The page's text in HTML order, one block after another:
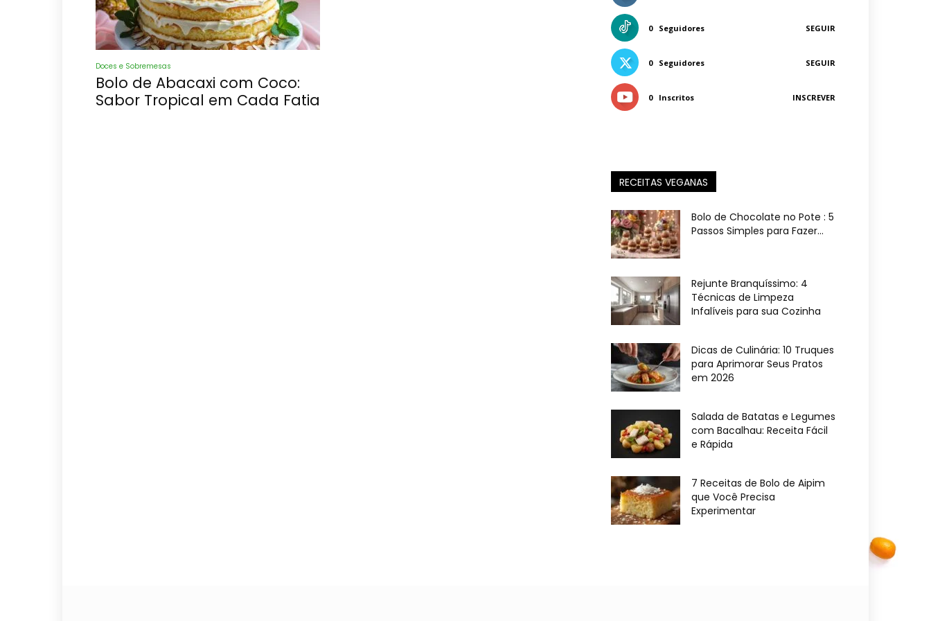
Doces e Sobremesas
Bolo de Abacaxi com Coco:
Sabor Tropical em Cada Fatia
0 Seguidores SEGUIR
0 Seguidores SEGUIR
0 Inscritos INSCREVER
RECEITAS VEGANAS
Bolo de Chocolate no Pote : 5
Passos Simples para Fazer...
Rejunte Branquíssimo: 4
Técnicas de Limpeza
Infalíveis para sua Cozinha
Dicas de Culinária: 10 Truques
para Aprimorar Seus Pratos
em 2026
Salada de Batatas e Legumes
com Bacalhau: Receita Fácil
e Rápida
7 Receitas de Bolo de Aipim
que Você Precisa
Experimentar